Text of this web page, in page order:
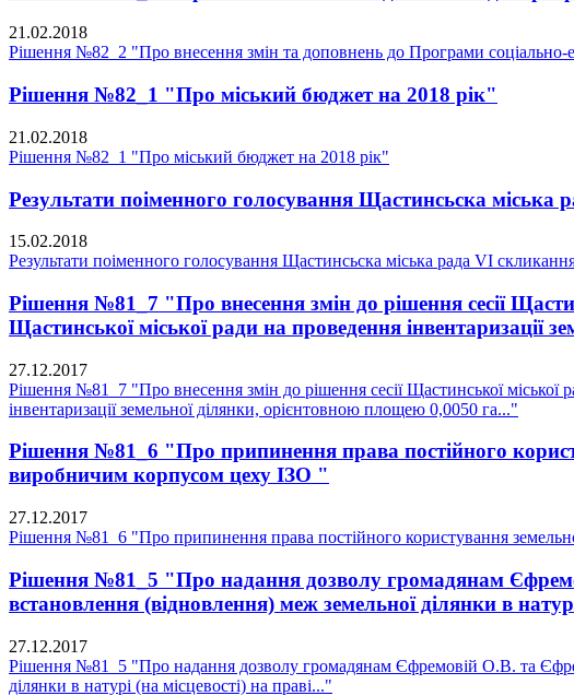
21.02.2018
Рішення №82_2 "Про внесення змін та доповнень до Програми соціально-
Рішення №82_1 "Про міський бюджет на 2018 рік"
21.02.2018
Рішення №82_1 "Про міський бюджет на 2018 рік"
Результати поіменного голосування Щастинсьска міська
15.02.2018
Результати поіменного голосування Щастинсьска міська рада VI
Рішення №81_7 "Про внесення змін до рішення сесії
Щастинської міської ради на проведення інвентаризації
27.12.2017
Рішення №81_7 "Про внесення змін до рішення сесії Щастинської
інвентаризації земельної ділянки, орієнтовною площею 0,0050 га..."
Рішення №81_6 "Про припинення права постійного
виробничим корпусом цеху ІЗО "
27.12.2017
Рішення №81_6 "Про припинення права постійного користування
Рішення №81_5 "Про надання дозволу громадянам
встановлення (відновлення) меж земельної ділянки в
27.12.2017
Рішення №81_5 "Про надання дозволу громадянам Єфремовій О.В. та
ділянки в натурі (на місцевості) на праві..."